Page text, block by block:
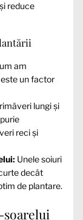
reduce
am
un factor
lungi și
reci și
Unele soiuri
decât
de plantare.